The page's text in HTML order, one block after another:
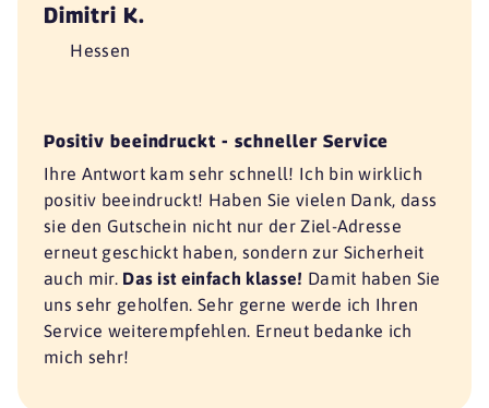
Dimitri K.
Hessen
Positiv beeindruckt - schneller Service
Ihre Antwort kam sehr schnell! Ich bin wirklich
positiv beeindruckt! Haben Sie vielen Dank, dass
sie den Gutschein nicht nur der Ziel-Adresse
erneut geschickt haben, sondern zur Sicherheit
auch mir. Das ist einfach klasse! Damit haben Sie
uns sehr geholfen. Sehr gerne werde ich Ihren
Service weiterempfehlen. Erneut bedanke ich
mich sehr!